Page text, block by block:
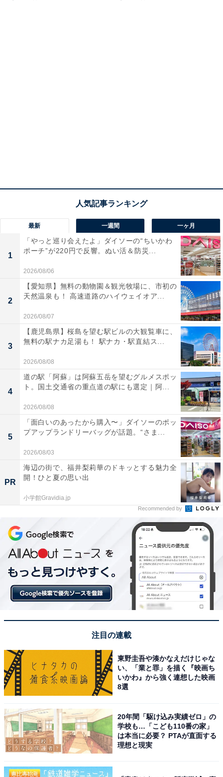
最新 一週間 一ヶ月
1
「やっと巡り会えたよ」ダイソーの“ちいかわ
ポーチ”が220円で反響。ぬい活＆防災...
2026/08/06
2
【愛知県】無料の動物園＆観光牧場に、市初の
天然温泉も！ 高速道路のハイウェイオア...
2026/08/07
3
【鹿児島県】桜島を望む駅ビルの大観覧車に、
無料の駅ナカ足湯も！ 駅ナカ・駅直結ス...
2026/08/08
4
道の駅「阿蘇」は阿蘇五岳を望むグルメスポッ
ト。国土交通省の重点道の駅にも選定｜阿...
2026/08/08
5
「面白いのあったから購入〜」ダイソーのポッ
プアップランドリーバッグが話題。“さま...
2026/08/03
PR
海辺の街で、福井梨莉華のドキッとする魅力全
開！ひと夏の思い出
小学館Gravidia.jp
Recommended by
注目の連載
東野圭吾や湊かなえだけじゃな
い、「業と罪」を描く『映画ち
いかわ』から強く連想した映画
8選
20年間「駆け込み実績ゼロ」の
学校も…「こども110番の家」
は本当に必要？ PTAが直面する
理想と現実